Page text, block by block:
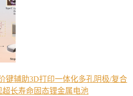
键辅助3D打印一体化多孔阴极/复合
长寿命固态锂金属电池